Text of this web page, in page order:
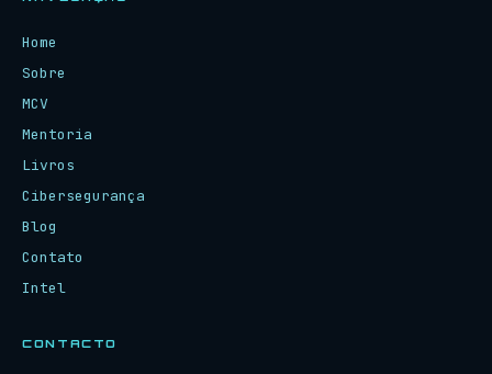
Home
Sobre
MCV
Mentoria
Livros
Cibersegurança
Blog
Contato
Intel
CONTACTO